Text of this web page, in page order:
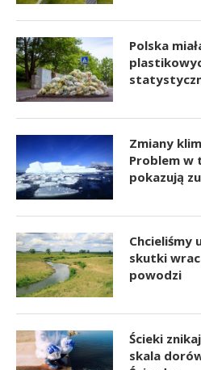
Polska
Zmiany
Problem w
pokazują
Chcieliśmy
skutki
powodzi
Ścieki
skala